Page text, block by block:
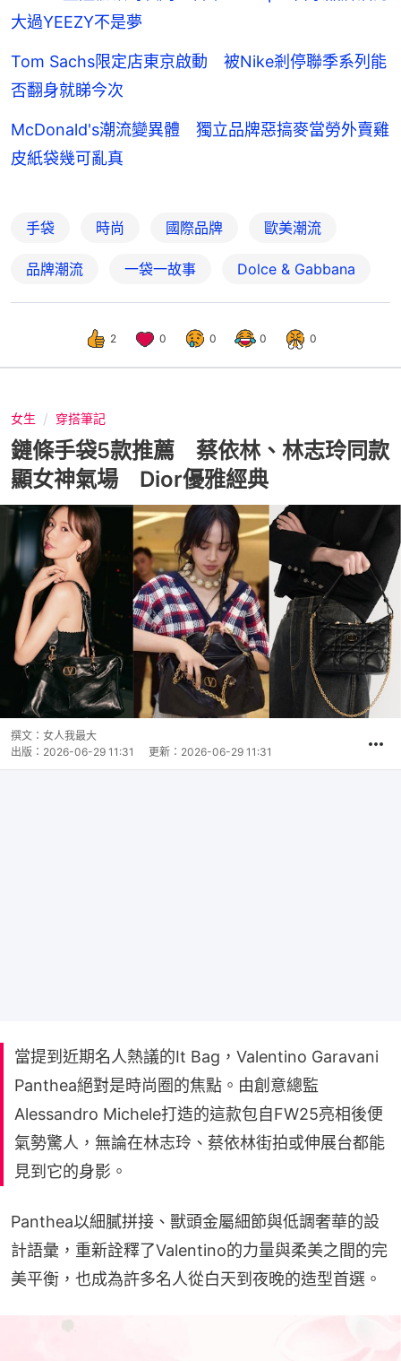
大過YEEZY不是夢
Tom Sachs限定店東京啟動 被Nike剎停聯季系列能
否翻身就睇今次
McDonald's潮流變異體 獨立品牌惡搞麥當勞外賣雞
皮紙袋幾可亂真
手袋 時尚 國際品牌 歐美潮流
品牌潮流 一袋一故事 Dolce & Gabbana
2 0 0 0 0
女生 穿搭筆記
鏈條手袋5款推薦 蔡依林、林志玲同款
顯女神氣場 Dior優雅經典
撰文： 女人我最大
出版： 2026-06-29 11:31 更新： 2026-06-29 11:31
當提到近期名人熱議的It Bag，Valentino Garavani
Panthea絕對是時尚圈的焦點。由創意總監
Alessandro Michele打造的這款包自FW25亮相後便
氣勢驚人，無論在林志玲、蔡依林街拍或伸展台都能
見到它的身影。
Panthea以細膩拼接、獸頭金屬細節與低調奢華的設
計語彙，重新詮釋了Valentino的力量與柔美之間的完
美平衡，也成為許多名人從白天到夜晚的造型首選。